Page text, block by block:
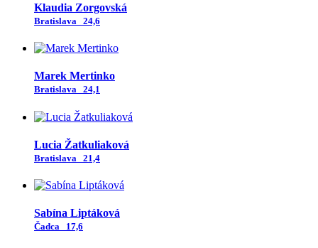
Klaudia Zorgovská
Bratislava 24,6
Marek Mertinko
Bratislava 24,1
Lucia Žatkuliaková
Bratislava 21,4
Sabína Liptáková
Čadca 17,6